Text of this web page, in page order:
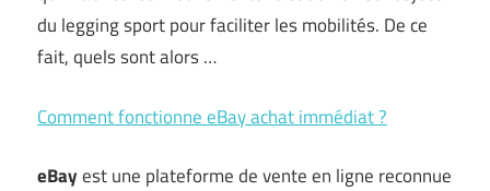
du legging sport pour faciliter les mobilités. De ce
fait, quels sont alors …
Comment fonctionne eBay achat immédiat ?
eBayest une plateforme de vente en ligne reconnue